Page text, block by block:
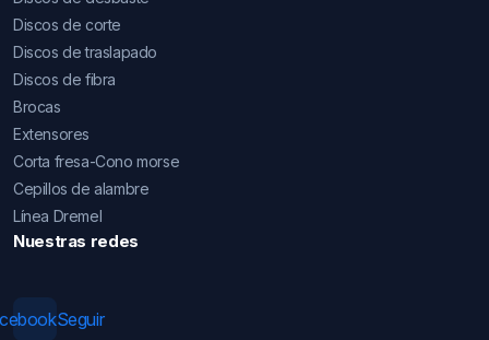
Discos de corte
Discos de traslapado
Discos de fibra
Brocas
Extensores
Corta fresa-Cono morse
Cepillos de alambre
Línea Dremel
Nuestras redes
Seguir